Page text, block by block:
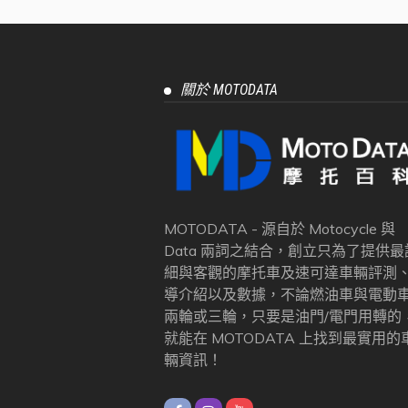
關於 MOTODATA
MOTODATA - 源自於 Motocycle 與
Data 兩詞之結合，創立只為了提供最
細與客觀的摩托車及速可達車輛評測
導介紹以及數據，不論燃油車與電動
兩輪或三輪，只要是油門/電門用轉的
就能在 MOTODATA 上找到最實用的
輛資訊！